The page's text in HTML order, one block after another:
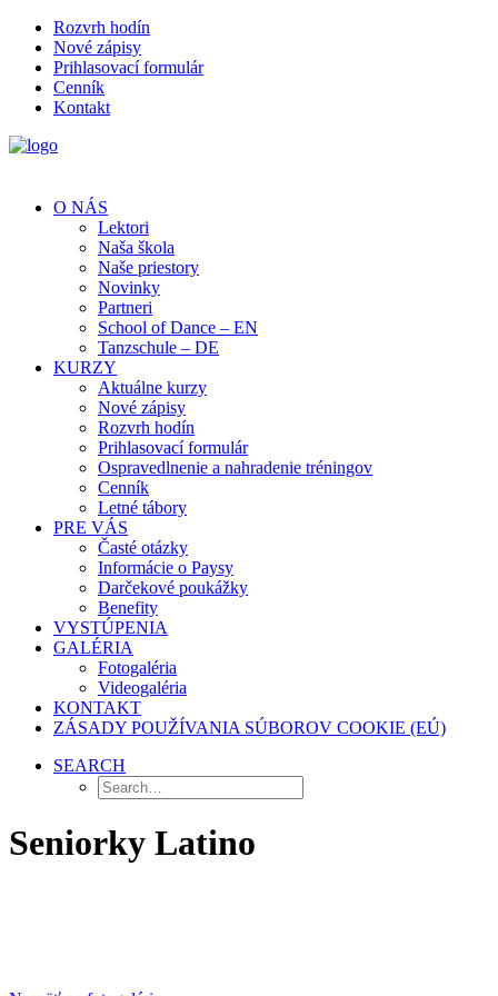
Rozvrh hodín
Nové zápisy
Prihlasovací formulár
Cenník
Kontakt
O NÁS
Lektori
Naša škola
Naše priestory
Novinky
Partneri
School of Dance – EN
Tanzschule – DE
KURZY
Aktuálne kurzy
Nové zápisy
Rozvrh hodín
Prihlasovací formulár
Ospravedlnenie a nahradenie tréningov
Cenník
Letné tábory
PRE VÁS
Časté otázky
Informácie o Paysy
Darčekové poukážky
Benefity
VYSTÚPENIA
GALÉRIA
Fotogaléria
Videogaléria
KONTAKT
ZÁSADY POUŽÍVANIA SÚBOROV COOKIE (EÚ)
SEARCH
Seniorky Latino